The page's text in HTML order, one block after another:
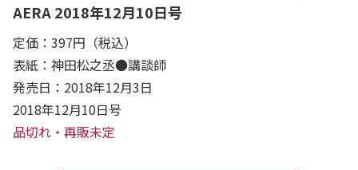
AERA 2018年12月10日号
定価：397円（税込）
表紙：神田松之丞●講談師
発売日：2018年12月3日
2018年12月10日号
品切れ・再販未定